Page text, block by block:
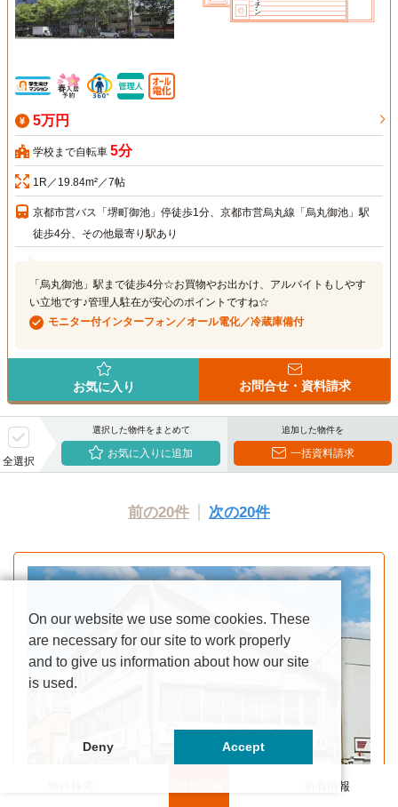
5万円
学校まで自転車 5分
1R／19.84m²／7帖
京都市営バス「堺町御池」停徒歩1分、京都市営烏丸線「烏丸御池」駅
徒歩4分、その他最寄り駅あり
「烏丸御池」駅まで徒歩4分☆お買物やお出かけ、アルバイトもしやす
い立地です♪管理人駐在が安心のポイントですね☆
モニター付インターフォン／オール電化／冷蔵庫備付
お気に入り お問合せ・資料請求
全選択
選択した物件をまとめて
お気に入りに追加
追加した物件を
一括資料請求
前の20件 次の20件
新着情報
On our website we use some cookies. These
are necessary for our site to work properly
and to give us information about how our site
is used.
Deny Accept